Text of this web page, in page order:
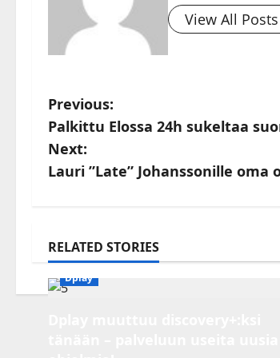
View All Posts
P
o
s
a
v
Previous:
Palkittu Elossa 24h sukeltaa
Next:
Lauri ”Late” Johanssonille oma
RELATED STORIES
Discovery Channel
Dplay